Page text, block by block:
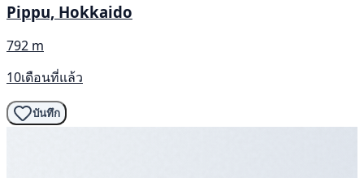
Pippu, Hokkaido
792 m
10เดือนที่แล้ว
บันทึก